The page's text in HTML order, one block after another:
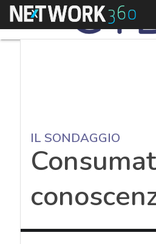
Menu
IL SONDAGGIO